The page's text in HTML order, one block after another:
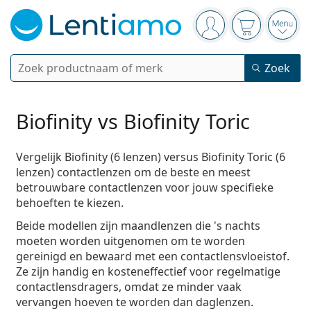
Navigatie
Je bent ingelogd
Jouw
Zoek
Zoek
Bestaande klant?
Contactlenzen
Soort lens
Daglenzen
Weeklenzen
Tweeweeklenzen
Maandlenzen
3-maandelijkse lenzen
Type lens
Sferische en asferische
Torische voor astigmatisme
Multifocale voor presbyopie
Silicone hydrogel lenzen
Merk
Acuvue
Biofinity
Dailies
Accessoires
Lenzenvloeistoffen
Oogdruppels
Inspiratie & tips
Hoe bestel je lenzen online?
Alle Lenzen
Lenzenvloeistoffen
Op type
Multifunctioneel
Peroxide
Geen conservering
Op inhoud
50 - 120 ml
225 - 500 ml
Voordeel
Duopacks
Brillen
Op type
Vrouwen Mannen Kinderen
Speciale aanbiedingen
Nieuwe modellen
Limited edition
Type bril
Brillen
Merk
Zonnebrillen
Op type
Vrouwen Mannen Kinderen
Speciale aanbiedingen
Computerbrillen
Biofinity vs Biofinity Toric
Vergelijk Biofinity (6 lenzen) versus Biofinity Toric (6
lenzen) contactlenzen om de beste en meest
betrouwbare contactlenzen voor jouw specifieke
behoeften te kiezen.
Beide modellen zijn maandlenzen die 's nachts
moeten worden uitgenomen om te worden
gereinigd en bewaard met een contactlensvloeistof.
Ze zijn handig en kosteneffectief voor regelmatige
contactlensdragers, omdat ze minder vaak
vervangen hoeven te worden dan daglenzen.